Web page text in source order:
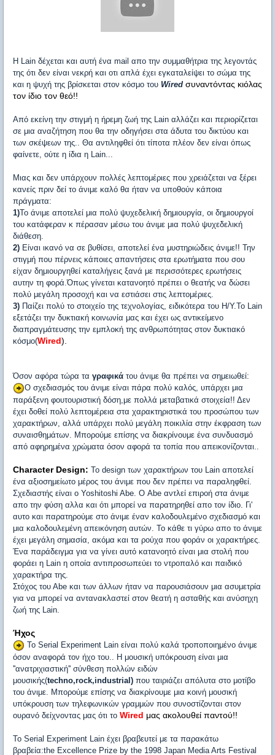
Η Lain δέχεται και αυτή ένα mail απο την συμμαθήτρια της λεγοντάς
της ότι δεν είναι νεκρή και οτι απλά έχει εγκαταλείψει το σώμα της
και η ψυχή της βρίσκεται στον κόσμο του Wired συναντόντας κιόλας
τον ίδιο τον θεό!!
Από εκείνη την στιγμή η ήρεμη ζωή της Lain αλλάζει και περιορίζεται
σε μια αναζήτηση που θα την οδηγήσει στα άδυτα του δικτύου και
των σκέψεων της.. Θα αντιληφθεί ότι τίποτα πλέον δεν είναι όπως
φαίνετε, ούτε η ίδια η Lain...
Μιας και δεν υπάρχουν πολλές λεπτομέριες που χρειάζεται να ξέρει
κανείς πριν δεί το άνιμε καλό θα ήταν να υποθούν κάποια
πράγματα:
1)Το άνιμε αποτελεί μια πολύ ψυχεδελική δημιουργία, οι δημιουργοί
του κατάφεραν κ πέρασαν μέσω του άνιμε μια πολύ ψυχεδελική
διάθεση.
2) Είναι ικανό να σε βυθίσει, αποτελεί ένα μυστηριώδεις άνιμε!! Την
στιγμή που πέρνεις κάποιες απαντήσεις στα ερωτήματα που σου
είχαν δημιουργηθεί καταλήγεις ξανά με περισσότερες ερωτήσεις
αυτην τη φορά.Όπως γίνεται κατανοητό πρέπει ο θεατής να δώσει
πολύ μεγάλη προσοχή και να εστιάσει στις λεπτομέριες.
3) Παίζει πολύ το στοιχείο της τεχνολογίας, ειδικότερα του Η/Υ.Το Lain
εξετάζει την δυκτιακή κοινωνία μας και έχει ως αντικείμενο
διαπραγμάτευσης την εμπλοκή της ανθρωπότητας στον δυκτιακό
κόσμο(Wired).
Όσον αφόρα τώρα τα γραφικά του άνιμε θα πρέπει να σημειωθεί:
Ο σχεδιασμός του άνιμε είναι πάρα πολύ καλός, υπάρχει μια
παράξενη φουτουριστική δόση,με πολλά μεταβατικά στοιχεία!! Δεν
έχει δοθεί πολύ λεπτομέρεια στα χαρακτηριστικά του προσώπου των
χαρακτήρων, αλλά υπάρχει πολύ μεγάλη ποικιλία στην έκφραση των
συναισθημάτων. Μπορούμε επίσης να διακρίνουμε ένα συνδυασμό
από αφηρημένα χρώματα όσον αφορά τα τοπία που απεικονίζονται..
Character Design: To design των χαρακτήρων του Lain αποτελεί
ένα αξιοσημείωτο μέρος του άνιμε που δεν πρέπει να παραληφθεί.
Σχεδιαστής είναι ο Yoshitoshi Abe. O Αbe αντλεί επιροή στα άνιμε
απο την φύση αλλα και ότι μπορεί να παρατηρηθεί απο τον ίδιο. Γι'
αυτο και παρατηρούμε στο άνιμε έναν καλοδουλεμένο σχεδιασμό και
μια καλοδουλεμένη απεικόνηση αυτών. Το κάθε τι γύρω απο το άνιμε
έχει μεγάλη σημασία, ακόμα και τα ρούχα που φοράν οι χαρακτήρες.
Ένα παράδειγμα για να γίνει αυτό κατανοητό είναι μια στολή που
φοράει η Lain η οποία αντιπροσωπεύει το ντροπαλό και παιδικό
χαρακτήρα της.
Στόχος του Αbe και των άλλων ήταν να παρουσιάσουν μια ασυμετρία
για να μπορεί να αντανακλαστεί στον θεατή η ασταθής και ανύσηχη
ζωή της Lain.
Ήχος
Το Serial Experiment Lain είναι πολύ καλά τροποποιημένο άνιμε
όσον αναφορά τον ήχο του.. Η μουσική υπόκρουση είναι μια
''ανατριχιαστική'' σύνθεση πολλών ειδών
μουσικής(techno,rock,industrial) που ταιριάζει απόλυτα στο μοτίβο
του άνιμε. Μπορούμε επίσης να διακρίνουμε μια κοινή μουσική
υπόκρουση των τηλεφωνικών γραμμών που συνοστίζονται στον
ουρανό δείχνοντας μας ότι το Wired μας ακολουθεί παντού!!
Το Serial Experiment Lain έχει βραβευτεί με τα παρακάτω
βραβεία:the Excellence Prize by the 1998 Japan Media Arts Festival